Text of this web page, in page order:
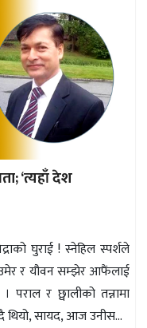
‘त्यहाँ देश
घुराई ! स्नेहिल स्पर्शले
र यौवन सम्झेर आफैंलाई
पराल र छ्वालीको तन्नामा
थियो, सायद, आज उनीस...